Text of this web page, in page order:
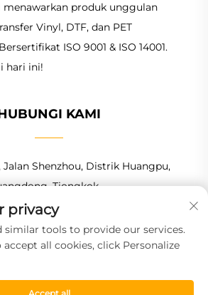
menawarkan produk unggulan
Vinyl, DTF, dan PET
ISO 9001 & ISO 14001.
hari ini!
KAMI
Jalan Shenzhou, Distrik Huangpu,
Tiongkok
+86 18150601728
[email protected]
privacy
similar tools to provide our services.
all cookies, click Personalize